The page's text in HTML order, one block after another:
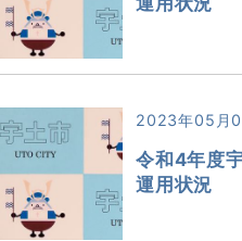
2023年05月
令和4年度
運用状況